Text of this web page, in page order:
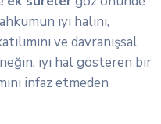
iyi halini,
ve davranışsal
iyi hal gösteren bir
infaz etmeden